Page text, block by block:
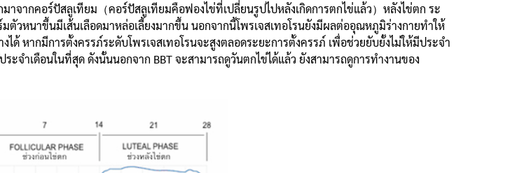
ากคอร์ปัสลูเทียม（คอร์ปัสลูเทียมคือฟองไข่ที่เปลี่ยนรูปไปหลังเกิดการตกไข่แล้ว）หลังไข่ตก ระ
วหนาขึ้นมีเส้นเลือดมาหล่อเลี้ยงมากขึ้น นอกจากนี้โพรเจสเทอโรนยังมีผลต่ออุณหภูมิร่างกายทำให้
ด้ หากมีการตั้งครรภ์ระดับโพรเจสเทอโรนจะสูงตลอดระยะการตั้งครรภ์ เพื่อช่วยยับยั้งไม่ให้มีประจำ
จำเดือนในที่สุด ดังนั้นนอกจาก BBT จะสามารถดูวันตกไข่ได้แล้ว ยังสามารถดูการทำงานของ